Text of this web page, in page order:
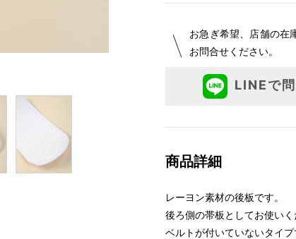
お急ぎ希望、店舗の在
お問合せください。
LINEで
商品詳細
レーヨン素材の後板です。
後ろ側の帯板としてお使い
ベルトが付いていないタイ